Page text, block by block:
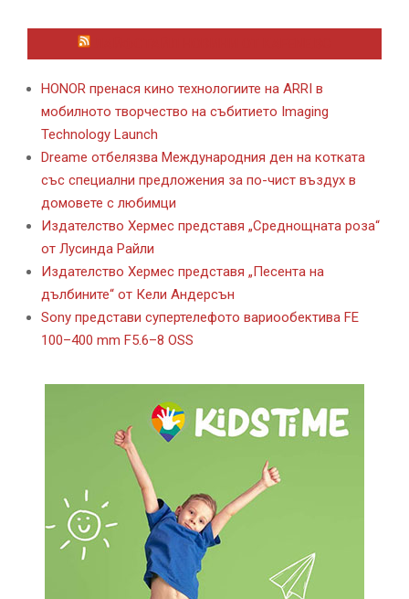
HONOR пренася кино технологиите на ARRI в
мобилното творчество на събитието Imaging
Technology Launch
Dreame отбелязва Международния ден на котката
със специални предложения за по-чист въздух в
домовете с любимци
Издателство Хермес представя „Среднощната роза“
от Лусинда Райли
Издателство Хермес представя „Песента на
дълбините“ от Кели Андерсън
Sony представи супертелефото вариообектива FE
100–400 mm F5.6–8 OSS